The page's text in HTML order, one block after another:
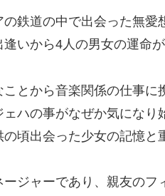
鉄道の中で出会った無愛
いから4人の男女の運命が
とから音楽関係の仕事
ハの事がなぜか気になり
頃出会った少女の記憶と
ジャーであり、親友の